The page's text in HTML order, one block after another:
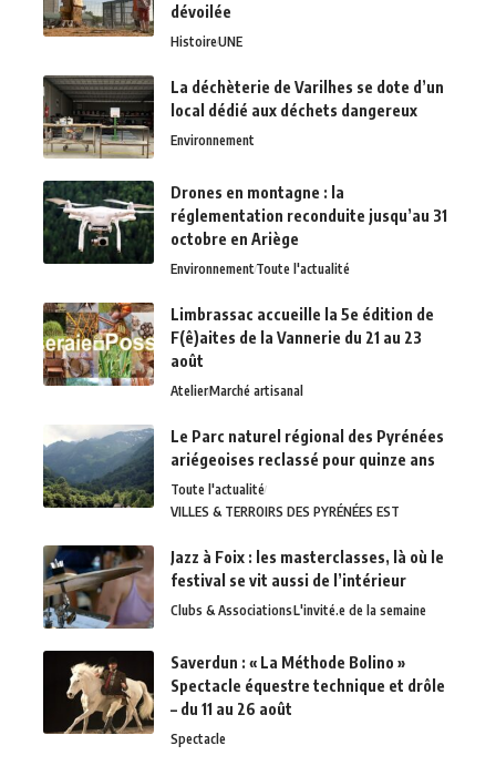
dévoilée
HistoireUNE
La déchèterie de Varilhes se dote d’un
local dédié aux déchets dangereux
Environnement
Drones en montagne : la
réglementation reconduite jusqu’au 31
octobre en Ariège
EnvironnementToute l'actualité
Limbrassac accueille la 5e édition de
F(ê)aites de la Vannerie du 21 au 23
août
AtelierMarché artisanal
Le Parc naturel régional des Pyrénées
ariégeoises reclassé pour quinze ans
Toute l'actualité
VILLES & TERROIRS DES PYRÉNÉES EST
Jazz à Foix : les masterclasses, là où le
festival se vit aussi de l’intérieur
Clubs & AssociationsL'invité.e de la semaine
Saverdun : « La Méthode Bolino »
Spectacle équestre technique et drôle
– du 11 au 26 août
Spectacle